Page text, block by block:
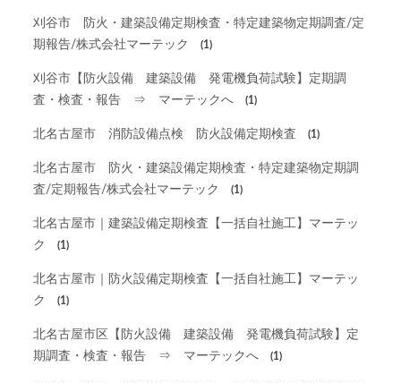
刈谷市 防火・建築設備定期検査・特定建築物定期調査/定
期報告/株式会社マーテック
(1)
刈谷市【防火設備 建築設備 発電機負荷試験】定期調
査・検査・報告 ⇒ マーテックへ
(1)
北名古屋市 消防設備点検 防火設備定期検査 (1)
北名古屋市 防火・建築設備定期検査・特定建築物定期調
査/定期報告/株式会社マーテック
(1)
北名古屋市｜建築設備定期検査【一括自社施工】マーテッ
ク
(1)
北名古屋市｜防火設備定期検査【一括自社施工】マーテッ
ク
(1)
北名古屋市区【防火設備 建築設備 発電機負荷試験】定
期調査・検査・報告 ⇒ マーテックへ
(1)